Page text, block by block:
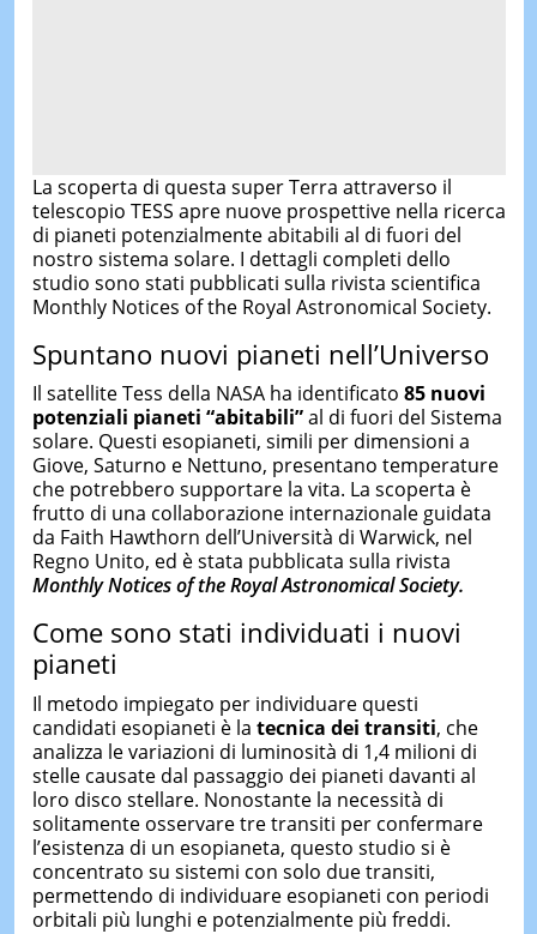
La scoperta di questa super Terra attraverso il
telescopio TESS apre nuove prospettive nella ricerca
di pianeti potenzialmente abitabili al di fuori del
nostro sistema solare. I dettagli completi dello
studio sono stati pubblicati sulla rivista scientifica
Monthly Notices of the Royal Astronomical Society.
Spuntano nuovi pianeti nell’Universo
Il satellite Tess della NASA ha identificato 85 nuovi
potenziali pianeti “abitabili”al di fuori del Sistema
solare. Questi esopianeti, simili per dimensioni a
Giove, Saturno e Nettuno, presentano temperature
che potrebbero supportare la vita. La scoperta è
frutto di una collaborazione internazionale guidata
da Faith Hawthorn dell’Università di Warwick, nel
Regno Unito, ed è stata pubblicata sulla rivista
Monthly Notices of the Royal Astronomical Society.
Come sono stati individuati i nuovi
pianeti
Il metodo impiegato per individuare questi
candidati esopianeti è la tecnica dei transiti, che
analizza le variazioni di luminosità di 1,4 milioni di
stelle causate dal passaggio dei pianeti davanti al
loro disco stellare. Nonostante la necessità di
solitamente osservare tre transiti per confermare
l’esistenza di un esopianeta, questo studio si è
concentrato su sistemi con solo due transiti,
permettendo di individuare esopianeti con periodi
orbitali più lunghi e potenzialmente più freddi.